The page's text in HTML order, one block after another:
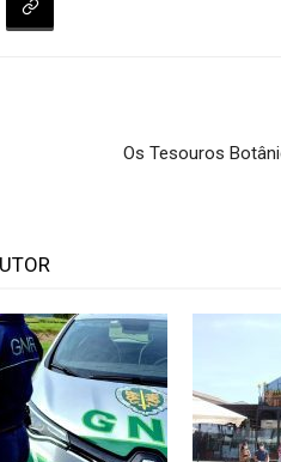
Os Tesouros